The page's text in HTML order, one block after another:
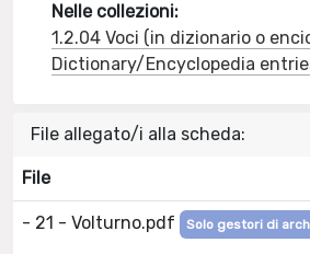
Nelle collezioni:
1.2.04 Voci (in dizionario o
Dictionary/Encyclopedia
File allegato/i alla scheda:
File
- 21 - Volturno.pdf Solo gestori di